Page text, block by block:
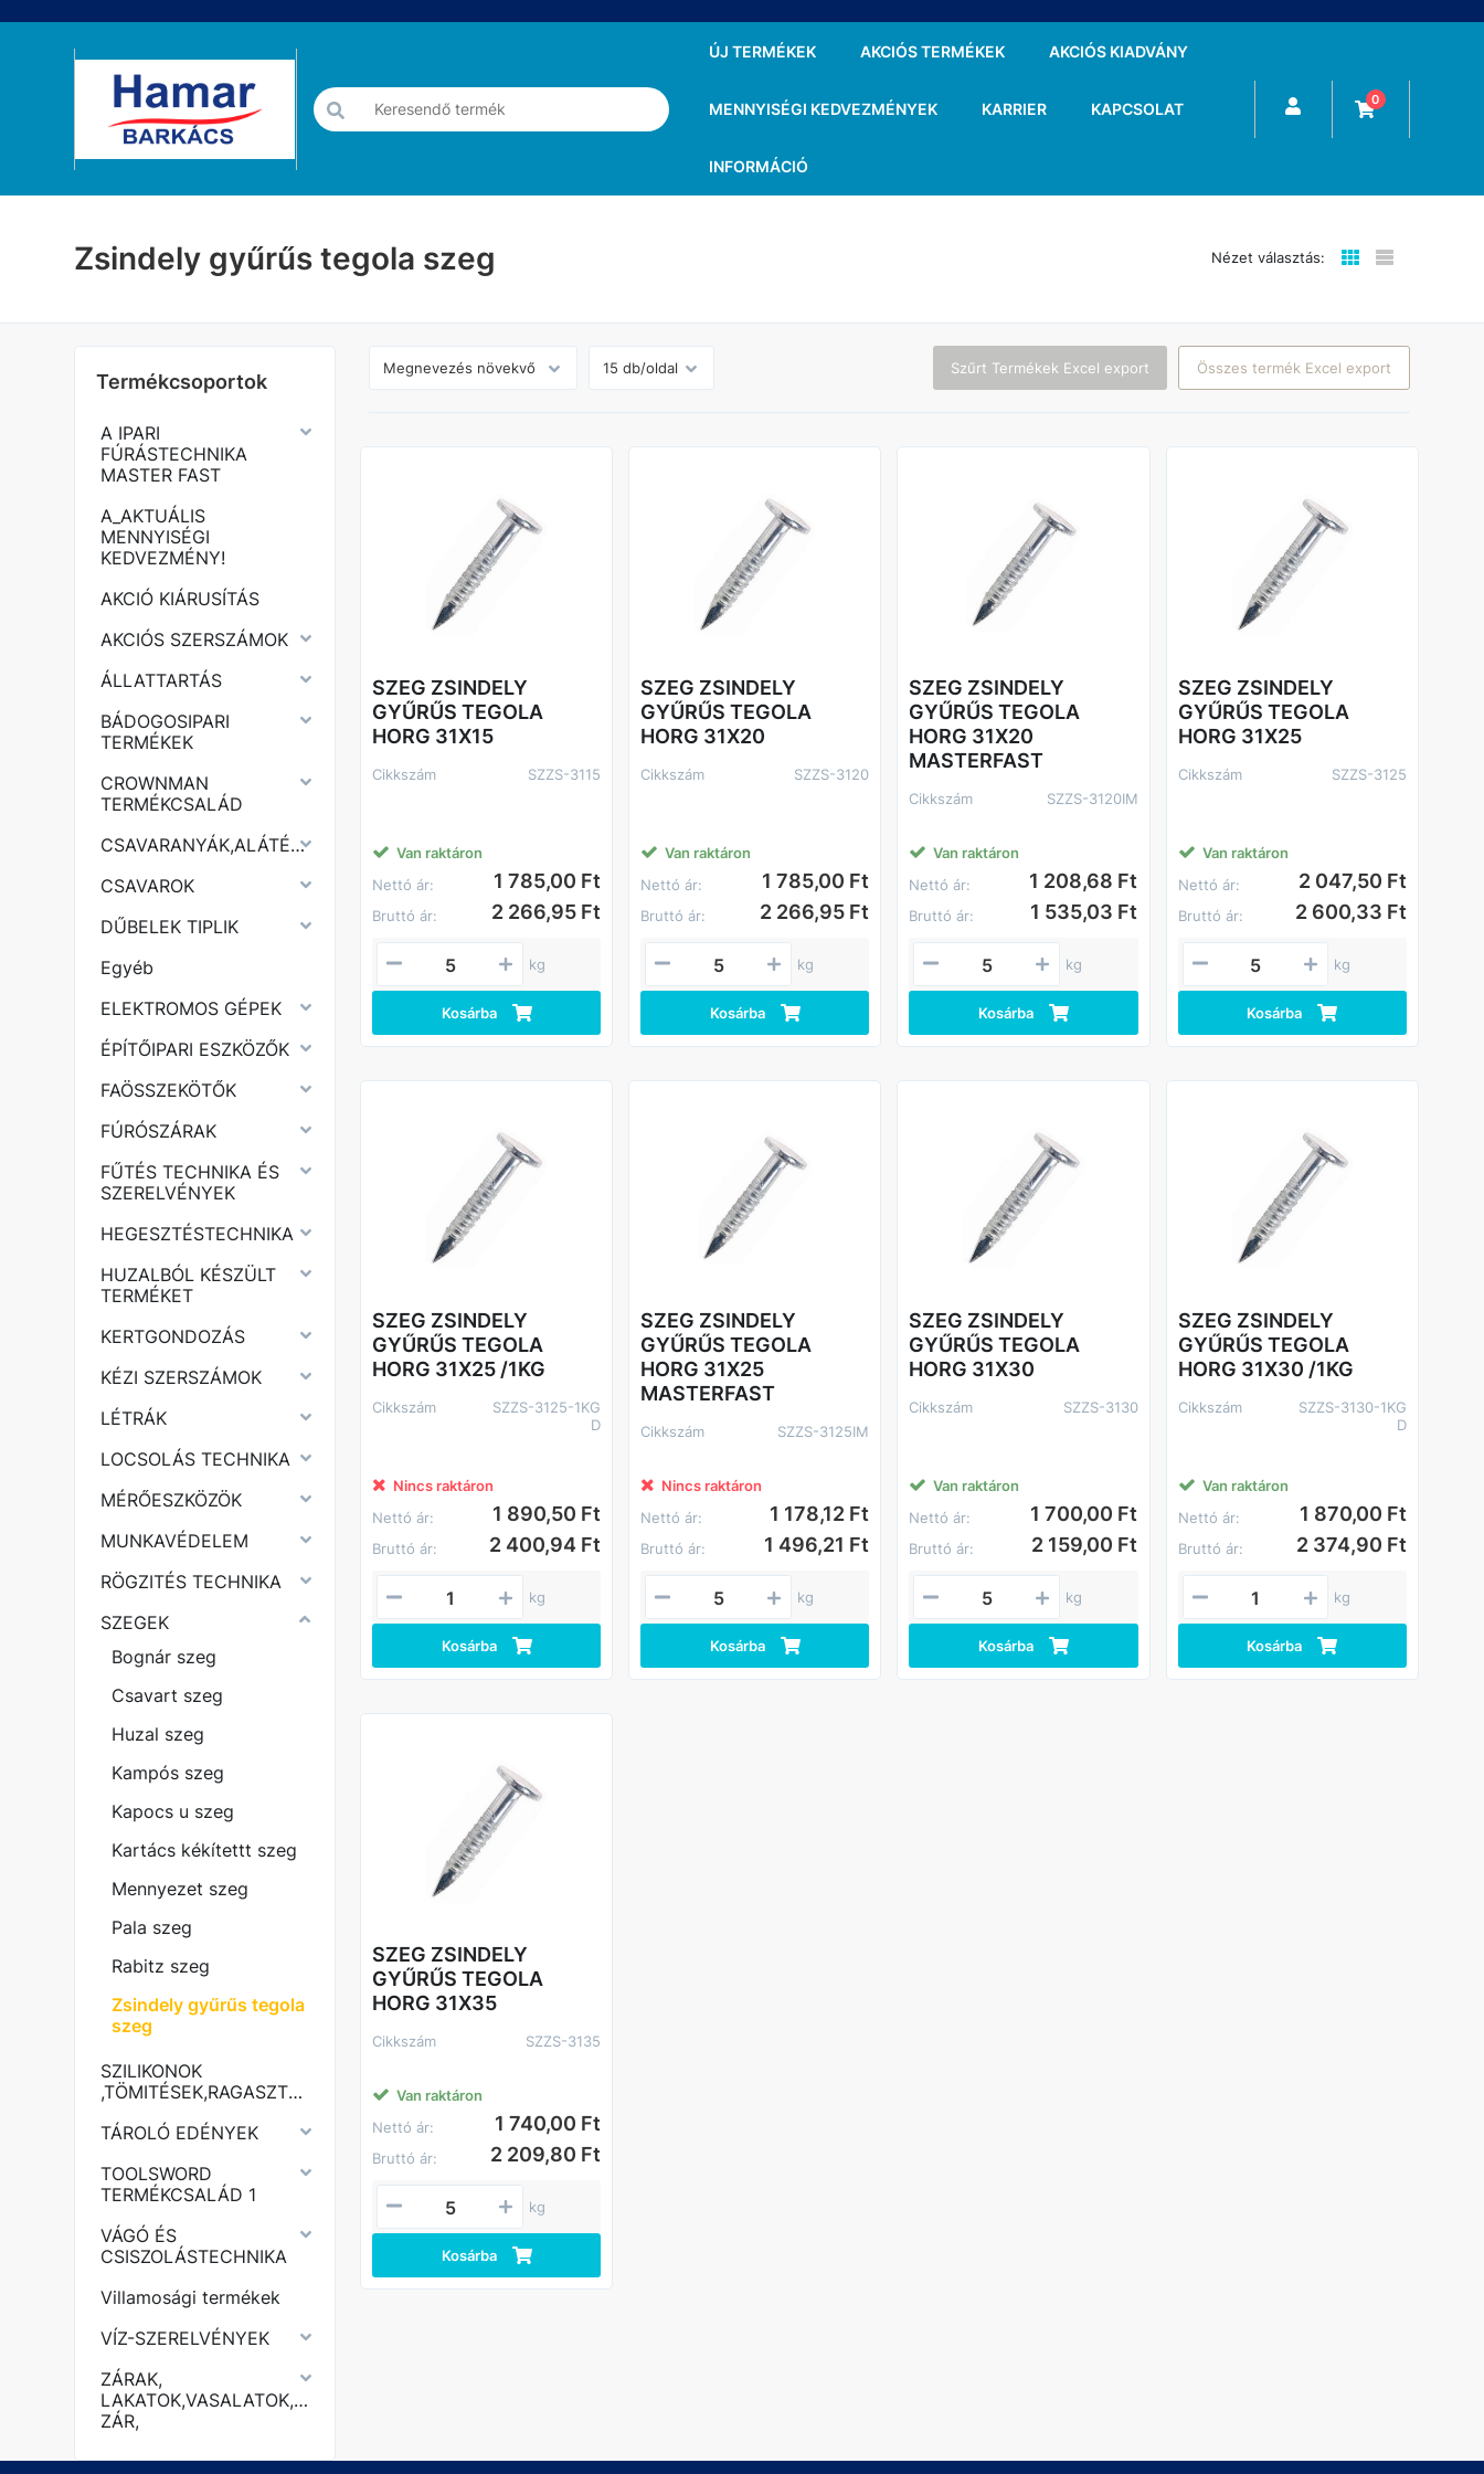
ÚJ TERMÉKEK AKCIÓS TERMÉKEK AKCIÓS KIADVÁNY
MENNYISÉGI KEDVEZMÉNYEK KARRIER KAPCSOLAT
INFORMÁCIÓ
0
Zsindely gyűrűs tegola szeg Nézet választás:
Termékcsoportok
A IPARI
FÚRÁSTECHNIKA
MASTER FAST
A_AKTUÁLIS
MENNYISÉGI
KEDVEZMÉNY!
AKCIÓ KIÁRUSÍTÁS
AKCIÓS SZERSZÁMOK
ÁLLATTARTÁS
BÁDOGOSIPARI
TERMÉKEK
CROWNMAN
TERMÉKCSALÁD
CSAVARANYÁK,ALÁTÉTEK
CSAVAROK
DŰBELEK TIPLIK
Egyéb
ELEKTROMOS GÉPEK
ÉPÍTŐIPARI ESZKÖZŐK
FAÖSSZEKÖTŐK
FÚRÓSZÁRAK
FŰTÉS TECHNIKA ÉS
SZERELVÉNYEK
HEGESZTÉSTECHNIKA
HUZALBÓL KÉSZÜLT
TERMÉKET
KERTGONDOZÁS
KÉZI SZERSZÁMOK
LÉTRÁK
LOCSOLÁS TECHNIKA
MÉRŐESZKÖZÖK
MUNKAVÉDELEM
RÖGZITÉS TECHNIKA
SZEGEK
Bognár szeg
Csavart szeg
Huzal szeg
Kampós szeg
Kapocs u szeg
Kartács kékítettt szeg
Mennyezet szeg
Pala szeg
Rabitz szeg
Zsindely gyűrűs tegola
szeg
SZILIKONOK
,TÖMITÉSEK,RAGASZTÓK,PURHABOK,
TÁROLÓ EDÉNYEK
TOOLSWORD
TERMÉKCSALÁD 1
VÁGÓ ÉS
CSISZOLÁSTECHNIKA
Villamosági termékek
VÍZ-SZERELVÉNYEK
ZÁRAK,
LAKATOK,VASALATOK,KERÉKPÁR
ZÁR,
Összes termék Excel export
Szűrt Termékek Excel export
SZEG ZSINDELY
GYŰRŰS TEGOLA
HORG 31X15
Cikkszám SZZS-3115
Van raktáron
Nettó ár:
1 785,00 Ft
Bruttó ár: 2 266,95 Ft
kg
Kosárba
SZEG ZSINDELY
GYŰRŰS TEGOLA
HORG 31X20
Cikkszám SZZS-3120
Van raktáron
Nettó ár:
1 785,00 Ft
Bruttó ár: 2 266,95 Ft
kg
Kosárba
SZEG ZSINDELY
GYŰRŰS TEGOLA
HORG 31X20
MASTERFAST
Cikkszám SZZS-3120IM
Van raktáron
Nettó ár:
1 208,68 Ft
Bruttó ár: 1 535,03 Ft
kg
Kosárba
SZEG ZSINDELY
GYŰRŰS TEGOLA
HORG 31X25
Cikkszám SZZS-3125
Van raktáron
Nettó ár:
2 047,50 Ft
Bruttó ár: 2 600,33 Ft
kg
Kosárba
SZEG ZSINDELY
GYŰRŰS TEGOLA
HORG 31X25 /1KG
Cikkszám
SZZS-3125-1KG
D
Nincs raktáron
Nettó ár:
1 890,50 Ft
Bruttó ár: 2 400,94 Ft
kg
Kosárba
SZEG ZSINDELY
GYŰRŰS TEGOLA
HORG 31X25
MASTERFAST
Cikkszám SZZS-3125IM
Nincs raktáron
Nettó ár:
1 178,12 Ft
Bruttó ár: 1 496,21 Ft
kg
Kosárba
SZEG ZSINDELY
GYŰRŰS TEGOLA
HORG 31X30
Cikkszám SZZS-3130
Van raktáron
Nettó ár:
1 700,00 Ft
Bruttó ár: 2 159,00 Ft
kg
Kosárba
SZEG ZSINDELY
GYŰRŰS TEGOLA
HORG 31X30 /1KG
Cikkszám
SZZS-3130-1KG
D
Van raktáron
Nettó ár:
1 870,00 Ft
Bruttó ár: 2 374,90 Ft
kg
Kosárba
SZEG ZSINDELY
GYŰRŰS TEGOLA
HORG 31X35
Cikkszám SZZS-3135
Van raktáron
Nettó ár:
1 740,00 Ft
Bruttó ár: 2 209,80 Ft
kg
Kosárba